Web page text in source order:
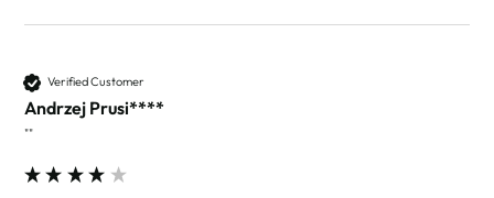
Verified Customer
Andrzej Prusi****
""